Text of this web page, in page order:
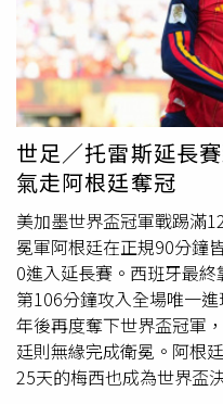
接見陳情家長、收下陳情
月底主持專案調查小組會
育局表示，本案採行政裁
裁罰金額累計已達50萬
刑事部分則已依《刑事訴
告發，並提供監視器影像
料，全力配合司法偵辦。
傷害罪外，也可能涉及妨
府將依法追究相關刑事責
貸。
世足／托雷斯延長
氣走阿根廷奪冠
美加墨世界盃冠軍戰踢滿
冕軍阿根廷在正規90分鐘
0進入延長賽。西班牙最
第106分鐘攻入全場唯一
年後再度奪下世界盃冠軍
廷則無緣完成衛冕。阿根
25天的梅西也成為世界盃